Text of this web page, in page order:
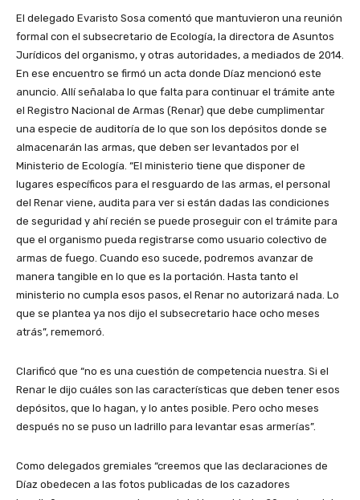
El delegado Evaristo Sosa comentó que mantuvieron una reunión
formal con el subsecretario de Ecología, la directora de Asuntos
Jurídicos del organismo, y otras autoridades, a mediados de 2014.
En ese encuentro se firmó un acta donde Díaz mencionó este
anuncio. Allí señalaba lo que falta para continuar el trámite ante
el Registro Nacional de Armas (Renar) que debe cumplimentar
una especie de auditoría de lo que son los depósitos donde se
almacenarán las armas, que deben ser levantados por el
Ministerio de Ecología. “El ministerio tiene que disponer de
lugares específicos para el resguardo de las armas, el personal
del Renar viene, audita para ver si están dadas las condiciones
de seguridad y ahí recién se puede proseguir con el trámite para
que el organismo pueda registrarse como usuario colectivo de
armas de fuego. Cuando eso sucede, podremos avanzar de
manera tangible en lo que es la portación. Hasta tanto el
ministerio no cumpla esos pasos, el Renar no autorizará nada. Lo
que se plantea ya nos dijo el subsecretario hace ocho meses
atrás”, rememoró.
Clarificó que “no es una cuestión de competencia nuestra. Si el
Renar le dijo cuáles son las características que deben tener esos
depósitos, que lo hagan, y lo antes posible. Pero ocho meses
después no se puso un ladrillo para levantar esas armerías”.
Como delegados gremiales “creemos que las declaraciones de
Díaz obedecen a las fotos publicadas de los cazadores